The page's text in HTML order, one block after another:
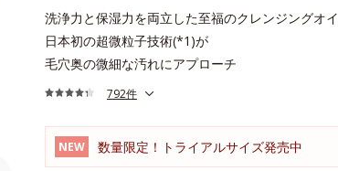
洗浄力と保湿力を両立した至福のクレンジングオイ
日本初の超微粒子技術(*1)が
毛穴奥の微細な汚れにアプローチ
792件
NEW 数量限定！トライアルサイズ発売中